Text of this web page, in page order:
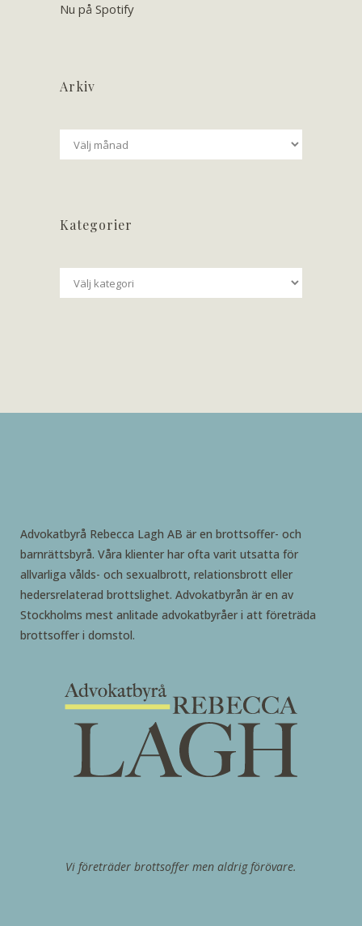
Nu på Spotify
Arkiv
Arkiv
Kategorier
Kategorier
Advokatbyrå Rebecca Lagh AB är en brottsoffer- och
barnrättsbyrå. Våra klienter har ofta varit utsatta för
allvarliga vålds- och sexualbrott, relationsbrott eller
hedersrelaterad brottslighet. Advokatbyrån är en av
Stockholms mest anlitade advokatbyråer i att företräda
brottsoffer i domstol.
Vi företräder brottsoffer men aldrig förövare.